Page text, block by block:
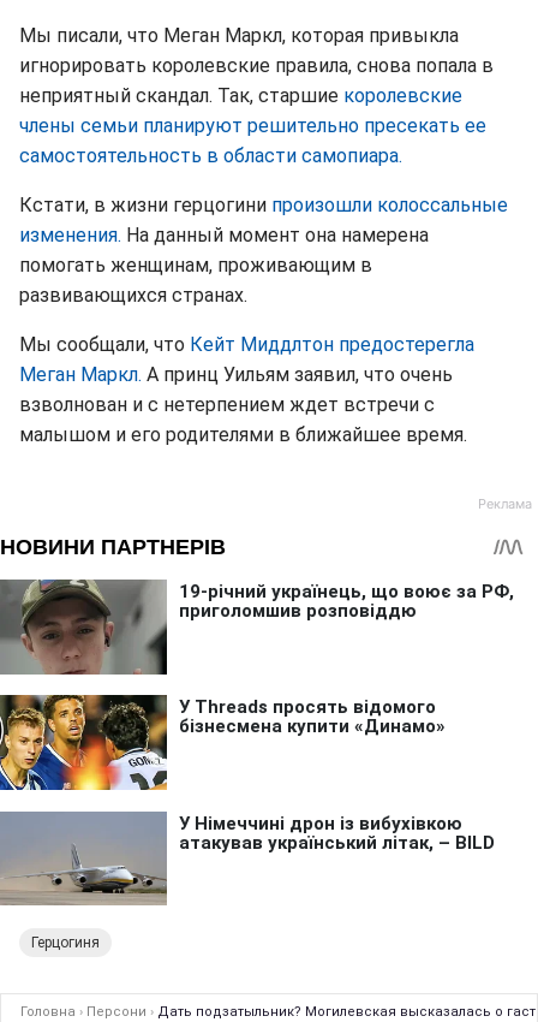
Мы писали, что Меган Маркл, которая привыкла
игнорировать королевские правила, снова попала в
неприятный скандал. Так, старшие королевские
члены семьи планируют решительно пресекать ее
самостоятельность в области самопиара.
Кстати, в жизни герцогини произошли колоссальные
изменения. На данный момент она намерена
помогать женщинам, проживающим в
развивающихся странах.
Мы сообщали, что Кейт Миддлтон предостерегла
Меган Маркл. А принц Уильям заявил, что очень
взволнован и с нетерпением ждет встречи с
малышом и его родителями в ближайшее время.
Герцогиня
Головна › Персони › Дать подзатыльник? Могилевская высказалась о